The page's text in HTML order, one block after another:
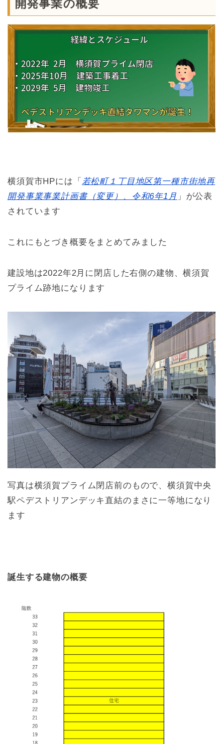
開発事業の概要
横須賀市HPには「 若松町１丁目地区第一種市街地再
開発事業事業計画書（変更）、令和6年1月 」が公表
されています
これにもとづき概要をまとめてみました
建設地は2022年2月に閉店した右側の建物、横須賀
プライム跡地になります
写真は横須賀プライム閉店前のもので、横須賀中央
駅ペデストリアンデッキ直結のまさに一等地になり
ます
誕生する建物の概要